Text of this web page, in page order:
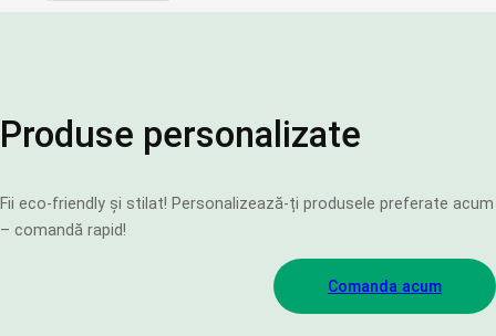
Produse personalizate
Fii eco-friendly și stilat! Personalizează-ți produsele preferate acum
– comandă rapid!
Comanda acum